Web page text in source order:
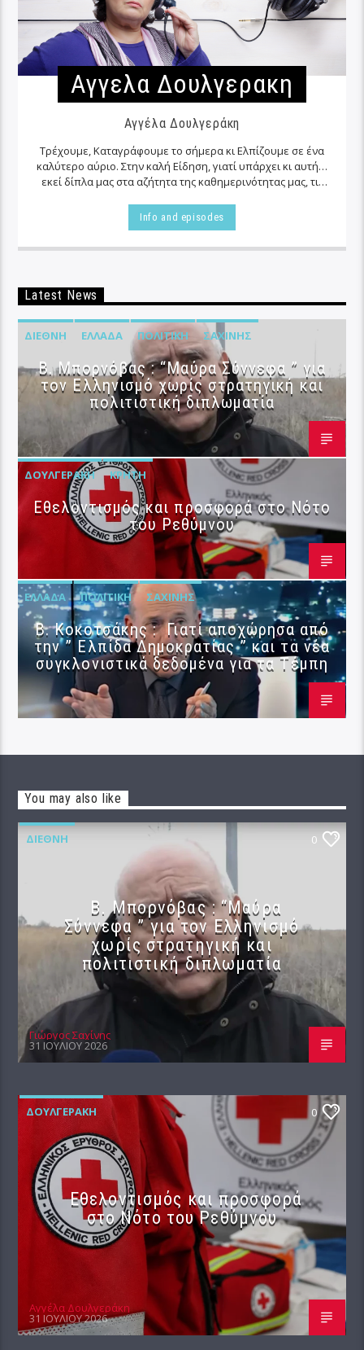
Αγγελα Δουλγερακη
Αγγέλα Δουλγεράκη
Τρέχουμε, Καταγράφουμε το σήμερα κι Ελπίζουμε σε ένα
καλύτερο αύριο. Στην καλή Είδηση, γιατί υπάρχει κι αυτή…
εκεί δίπλα μας στα αζήτητα της καθημερινότητας μας, τις
Info and episodes
Latest News
ΔΙΕΘΝΉ ΕΛΛΆΔΑ ΠΟΛΙΤΙΚΉ ΣΑΧΊΝΗΣ
B. Μπορνόβας : “Μαύρα Σύννεφα ” για
τον Ελληνισμό χωρίς στρατηγική και
πολιτιστική διπλωματία
ΔΟΥΛΓΕΡΆΚΗ ΚΡΉΤΗ
Εθελοντισμός και προσφορά στο Νότο
του Ρεθύμνου
ΕΛΛΆΔΑ ΠΟΛΙΤΙΚΉ ΣΑΧΊΝΗΣ
Β. Κοκοτσάκης : Γιατί αποχώρησα από
την ” Ελπίδα Δημοκρατίας ” και τα νέα
συγκλονιστικά δεδομένα για τα Τέμπη
You may also like
ΔΙΕΘΝΉ 0
B. Μπορνόβας : “Μαύρα
Σύννεφα ” για τον Ελληνισμό
χωρίς στρατηγική και
πολιτιστική διπλωματία
Γιώργος Σαχίνης
31 ΙΟΥΛΊΟΥ 2026
ΔΟΥΛΓΕΡΆΚΗ 0
Εθελοντισμός και προσφορά
στο Νότο του Ρεθύμνου
Αγγέλα Δουλγεράκη
31 ΙΟΥΛΊΟΥ 2026